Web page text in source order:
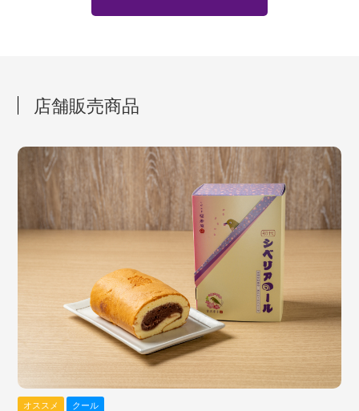
店舗販売商品
オススメ クール